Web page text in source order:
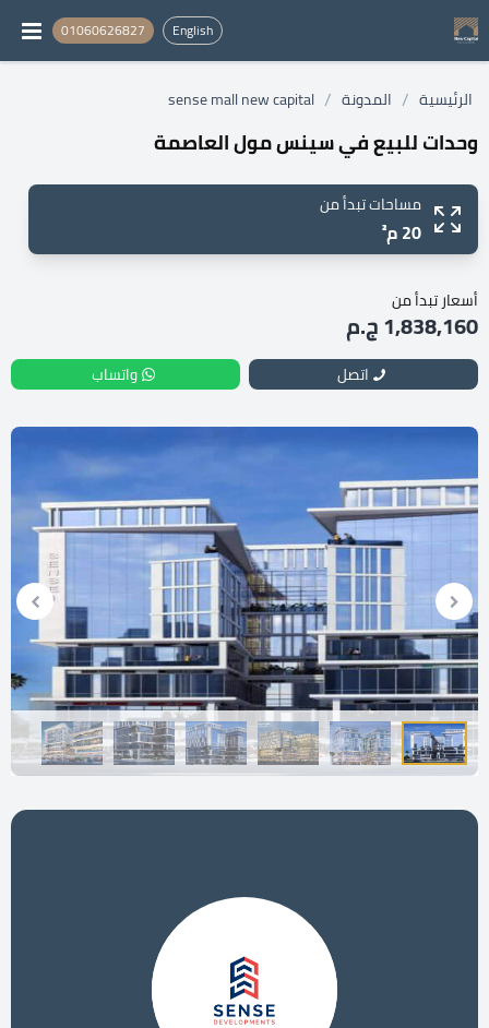
English
01060626827
الرئيسية / المدونة /
sense mall new capital
وحدات للبيع في سينس مول العاصمة
مساحات تبدأ من
20 م²
أسعار تبدأ من
1,838,160 ج.م
اتصل واتساب